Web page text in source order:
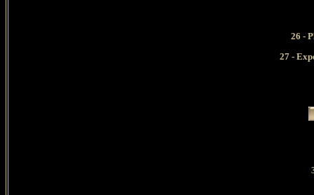
26 -
27 -